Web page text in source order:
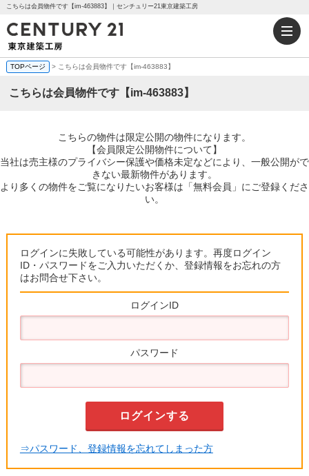
こちらは会員物件です【im-463883】｜センチュリー21東京建築工房
TOPページ > こちらは会員物件です【im-463883】
こちらは会員物件です【im-463883】
こちらの物件は限定公開の物件になります。
【会員限定公開物件について】
当社は売主様のプライバシー保護や価格未定などにより、一般公開がで
きない最新物件があります。
より多くの物件をご覧になりたいお客様は「無料会員」にご登録くださ
い。
ログインに失敗している可能性があります。再度ログイン
ID・パスワードをご入力いただくか、登録情報をお忘れの方
はお問合せ下さい。
ログインID
パスワード
⇒パスワード、登録情報を忘れてしまった方